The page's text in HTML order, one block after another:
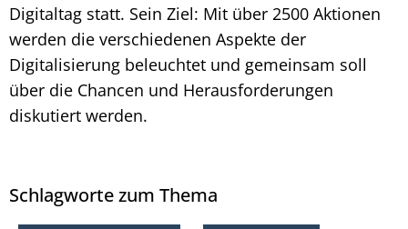
Digitaltag statt. Sein Ziel: Mit über 2500 Aktionen
werden die verschiedenen Aspekte der
Digitalisierung beleuchtet und gemeinsam soll
über die Chancen und Herausforderungen
diskutiert werden.
Schlagworte zum Thema